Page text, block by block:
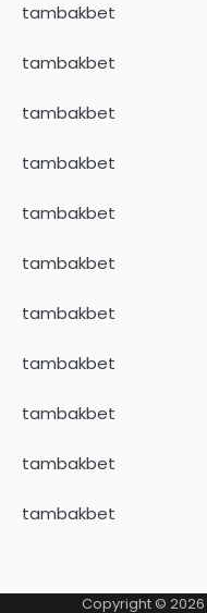
tambakbet
tambakbet
tambakbet
tambakbet
tambakbet
tambakbet
tambakbet
tambakbet
tambakbet
tambakbet
tambakbet
Copyright © 2026